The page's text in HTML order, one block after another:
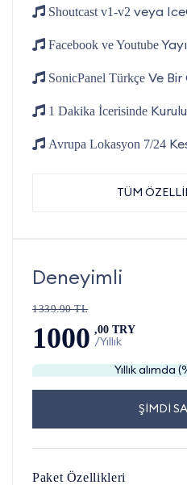
Shoutcast v1-v2 veya
Facebook ve Youtube
SonicPanel Türkçe Ve Bir
1 Dakika İcerisinde
Avrupa Lokasyon 7/24
TÜM
Deneyimli
1339.90 TL
1000 ,00 TRY
/Yıllık
Yıllık alımda
ŞİMDİ
Paket Özellikleri